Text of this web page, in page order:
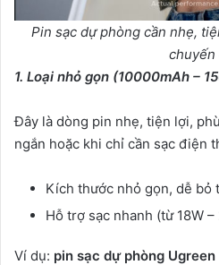
Pin sạc dự phòng cần nhẹ,
chuyến
1. Loại nhỏ gọn (10000mAh –
Đây là dòng pin nhẹ, tiện lợi,
ngắn hoặc khi chỉ cần sạc điện
Kích thước nhỏ gọn, dễ bỏ
Hỗ trợ sạc nhanh (từ 18W –
Ví dụ: pin sạc dự phòng Ugreen